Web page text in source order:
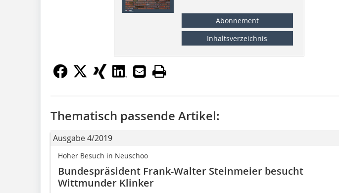
Abonnement
Inhaltsverzeichnis
Thematisch passende Artikel:
Ausgabe 4/2019
Hoher Besuch in Neuschoo
Bundespräsident Frank-Walter Steinmeier besucht
Wittmunder Klinker